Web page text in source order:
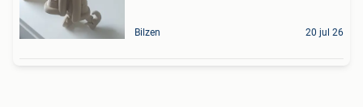
Bilzen 20 jul 26